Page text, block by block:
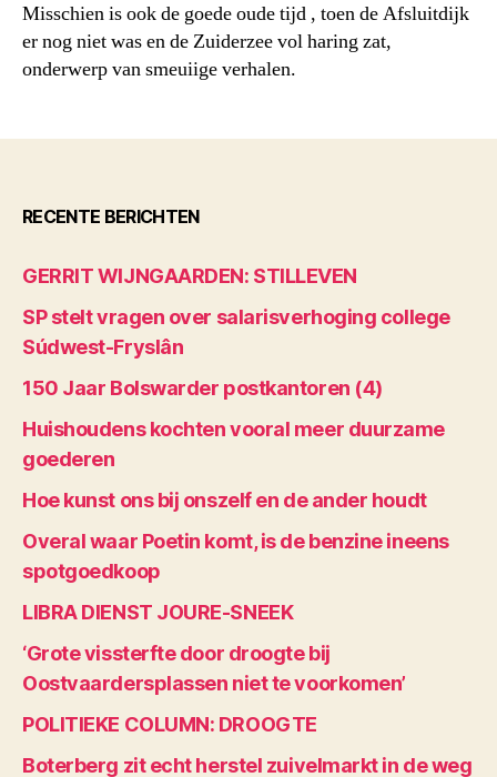
Misschien is ook de goede oude tijd , toen de Afsluitdijk
er nog niet was en de Zuiderzee vol haring zat,
onderwerp van smeuiige verhalen.
RECENTE BERICHTEN
GERRIT WIJNGAARDEN: STILLEVEN
SP stelt vragen over salarisverhoging college
Súdwest-Fryslân
150 Jaar Bolswarder postkantoren (4)
Huishoudens kochten vooral meer duurzame
goederen
Hoe kunst ons bij onszelf en de ander houdt
Overal waar Poetin komt, is de benzine ineens
spotgoedkoop
LIBRA DIENST JOURE-SNEEK
‘Grote vissterfte door droogte bij
Oostvaardersplassen niet te voorkomen’
POLITIEKE COLUMN: DROOGTE
Boterberg zit echt herstel zuivelmarkt in de weg